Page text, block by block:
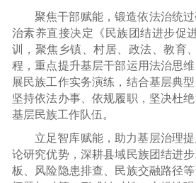
聚焦干部赋能，锻造依法治统
治素养直接决定《民族团结进步促
训，聚焦乡镇、村居、政法、教育
程，重点提升基层干部运用法治思
展民族工作实务演练，结合基层典
坚持依法办事、依规履职，坚决杜
基层民族工作队伍。
立足智库赋能，助力基层治理
论研究优势，深耕县域民族团结进
板、风险隐患排查、民族交融路径